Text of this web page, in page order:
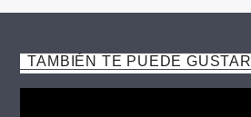
TAMBIÉN TE PUEDE GUSTAR